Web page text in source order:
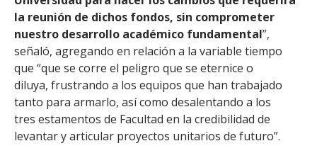
la reunión de dichos fondos, sin comprometer
nuestro desarrollo académico fundamental”,
señaló, agregando en relación a la variable tiempo
que “que se corre el peligro que se eternice o
diluya, frustrando a los equipos que han trabajado
tanto para armarlo, así como desalentando a los
tres estamentos de Facultad en la credibilidad de
levantar y articular proyectos unitarios de futuro”.